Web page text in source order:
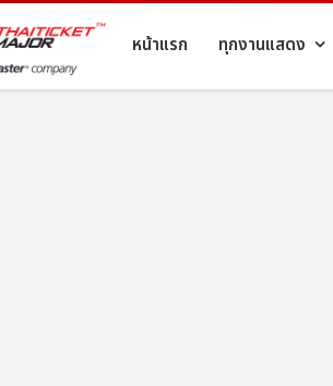
หน้าแรก ทุกงานแสดง